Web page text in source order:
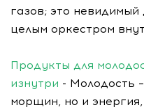
газов; это
целым оркестром
Продукты для
изнутри - Молодость
морщин, но и